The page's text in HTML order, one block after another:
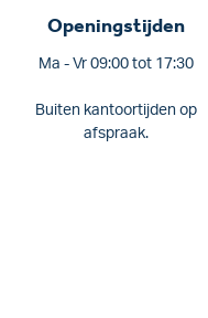
Openingstijden
Ma - Vr 09:00 tot 17:30
Buiten kantoortijden op
afspraak.